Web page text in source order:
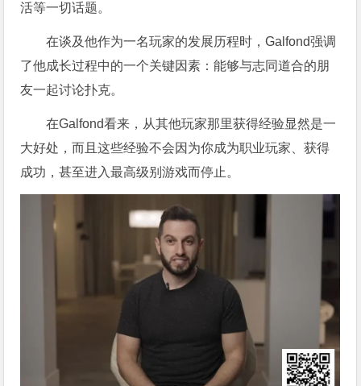
活等一切话题。
在谈及他作为一名玩家的发展历程时，Galfond强调
了他成长过程中的一个关键因素：能够与志同道合的朋
友一起讨论扑克。
在Galfond看来，从其他玩家那里获得经验显然是一
大好处，而且这些经验不会因为你成为职业玩家、获得
成功，甚至进入最高级别游戏而停止。